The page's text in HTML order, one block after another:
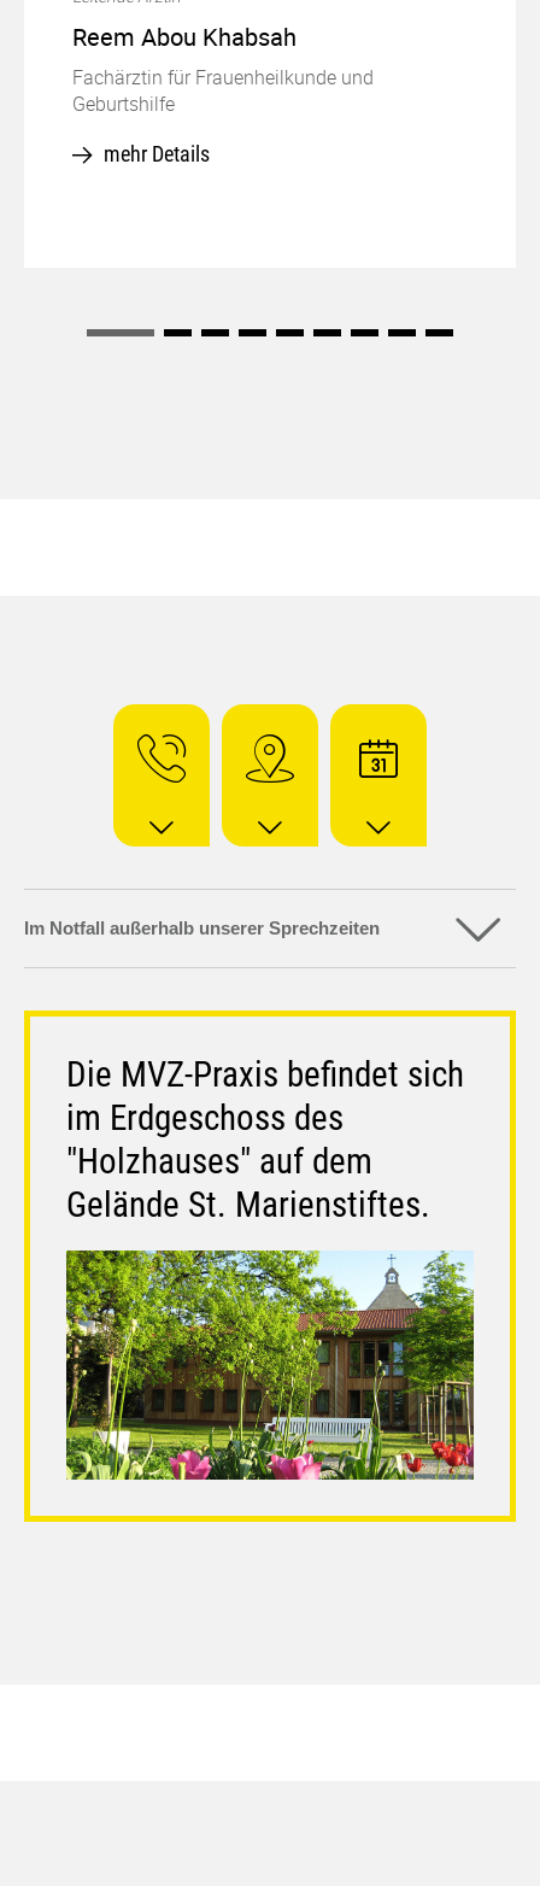
Reem Abou Khabsah
Fachärztin für Frauenheilkunde und
Geburtshilfe
mehr Details
Im Notfall außerhalb unserer Sprechzeiten
Die MVZ-Praxis befindet sich
im Erdgeschoss des
"Holzhauses" auf dem
Gelände St. Marienstiftes.